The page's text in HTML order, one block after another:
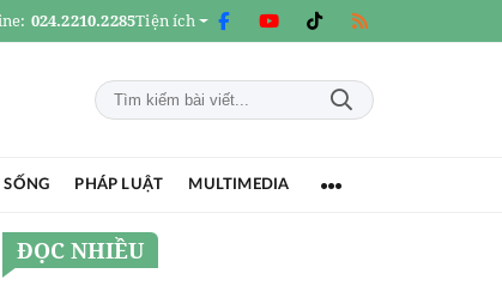
024.2210.2285Tiện ích
PHÁP LUẬT MULTIMEDIA
ĐỌC NHIỀU